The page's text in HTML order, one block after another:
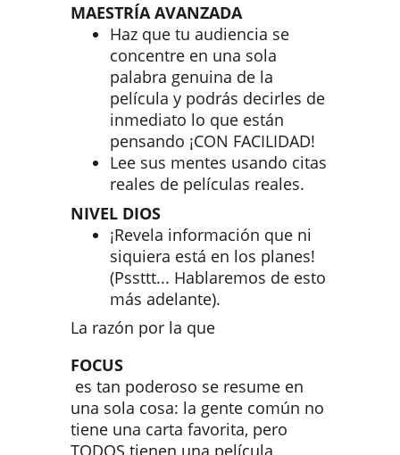
MAESTRÍA AVANZADA
Haz que tu audiencia se
concentre en una sola
palabra genuina de la
película y podrás decirles de
inmediato lo que están
pensando ¡CON FACILIDAD!
Lee sus mentes usando citas
reales de películas reales.
NIVEL DIOS
¡Revela información que ni
siquiera está en los planes!
(Pssttt... Hablaremos de esto
más adelante).
La razón por la que
FOCUS
es tan poderoso se resume en
una sola cosa: la gente común no
tiene una carta favorita, pero
TODOS tienen una película